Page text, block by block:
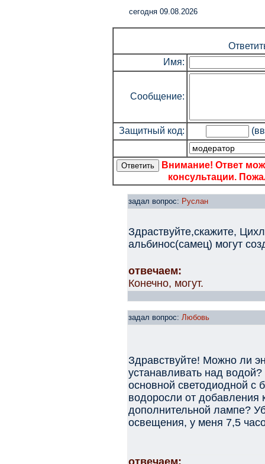
cегодня 09.08.2026
Имя:
Сообщение:
Защитный код:
Внимание! Ответ
консультации.
задал вопрос: Руслан
Здраствуйте,скажите,
альбинос(самец) могут
отвечаем:
Конечно, могут.
задал вопрос: Любовь
Здравствуйте! Можно ли
устанавливать над
основной светодиодной с
водоросли от добавления
дополнительной лампе?
освещения, у меня 7,5
отвечаем: